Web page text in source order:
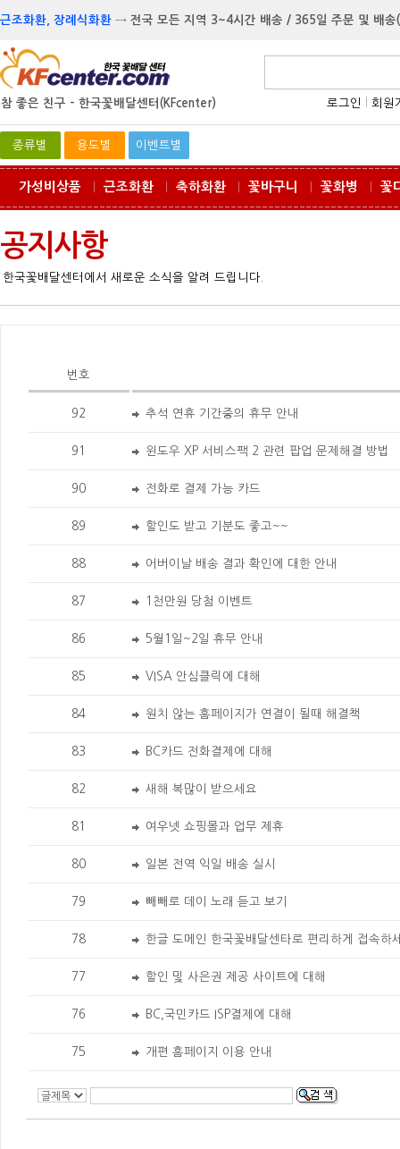
근조화환, 장례식화환 → 전국 모든 지역 3~4시간 배송 / 365일 주문 및 배
참 좋은 친구 - 한국꽃배달센터(KFcenter) 로그인 회원
종류별 용도별 이벤트별
가성비상품 근조화환 축하화환 꽃바구니 꽃화병 꽃
공지사항
한국꽃배달센터에서 새로운 소식을 알려 드립니다.
번호
92 추석 연휴 기간중의 휴무 안내
91 윈도우 XP 서비스팩 2 관련 팝업 문제해결 방법
90 전화로 결제 가능 카드
89 할인도 받고 기분도 좋고~~
88 어버이날 배송 결과 확인에 대한 안내
87 1천만원 당첨 이벤트
86 5월1일~2일 휴무 안내
85 VISA 안심클릭에 대해
84 원치 않는 홈페이지가 연결이 될때 해결책
83 BC카드 전화결제에 대해
82 새해 복많이 받으세요
81 여우넷 쇼핑몰과 업무 제휴
80 일본 전역 익일 배송 실시
79 빼빼로 데이 노래 듣고 보기
78 한글 도메인 한국꽃배달센타로 편리하게 접속하
77 할인 및 사은권 제공 사이트에 대해
76 BC,국민카드 ISP결제에 대해
75 개편 홈페이지 이용 안내